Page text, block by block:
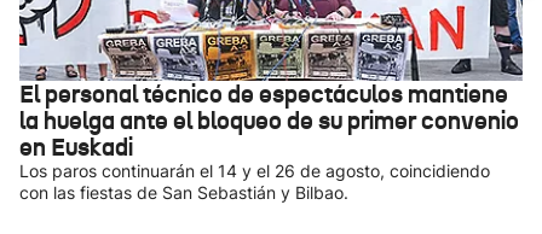
El personal técnico de espectáculos mantiene
la huelga ante el bloqueo de su primer convenio
en Euskadi
Los paros continuarán el 14 y el 26 de agosto, coincidiendo
con las fiestas de San Sebastián y Bilbao.